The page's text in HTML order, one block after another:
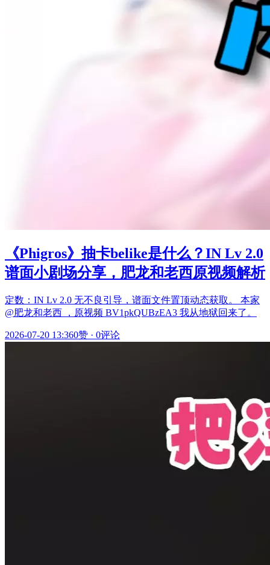
《Phigros》抽卡belike是什么？IN Lv 2.0
谱面小剧场分享，肥龙和老西原视频解析
定数：IN Lv 2.0 无不良引导，谱面文件置顶动态获取。 本家
@肥龙和老西 ，原视频 BV1pkQUBzEA3 我从地狱回来了。
2026-07-20 13:360赞 · 0评论